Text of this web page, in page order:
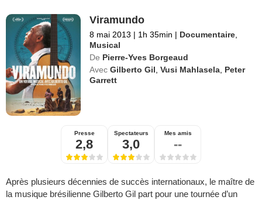
Viramundo
8 mai 2013 | 1h 35min | Documentaire
Musical
De Pierre-Yves Borgeaud
Avec Gilberto Gil ,Vusi Mahlasela Peter
Garrett
Presse
2,8
Spectateurs
3,0
Mes amis
--
Après plusieurs décennies de succès internationaux, le maître de
la musique brésilienne Gilberto Gil part pour une tournée d’un